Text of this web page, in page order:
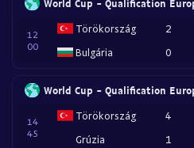
World Cup - Qualification
12
00
Törökország
Bulgária
2
0
World Cup - Qualification
14
45
Törökország
Grúzia
4
1